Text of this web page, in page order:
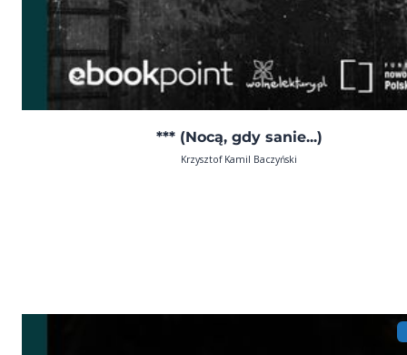
*** (Nocą, gdy sanie...)
Krzysztof Kamil Baczyński